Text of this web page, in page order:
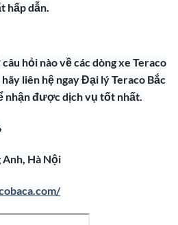
hấp dẫn.
hỏi nào về các dòng xe Teraco
liên hệ ngay Đại lý Teraco Bắc
nhận được dịch vụ tốt nhất.
Hà Nội